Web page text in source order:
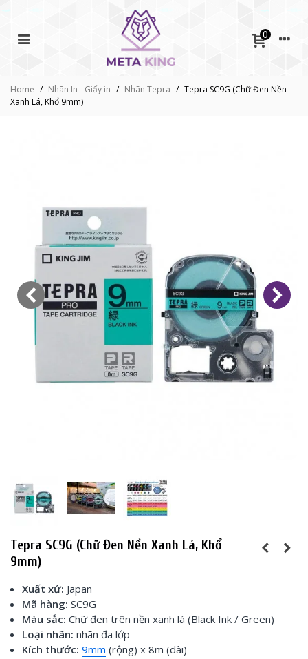
0
Home / Nhãn In - Giấy in / Nhãn Tepra / Tepra SC9G (Chữ Đen Nền
Xanh Lá, Khổ 9mm)
Tepra SC9G (Chữ Đen Nền Xanh Lá, Khổ
9mm)
Xuất xứ: Japan
Mã hàng: SC9G
Màu sắc: Chữ đen trên nền xanh lá (Black Ink / Green)
Loại nhãn: nhãn đa lớp
Kích thước: 9mm (rộng) x 8m (dài)